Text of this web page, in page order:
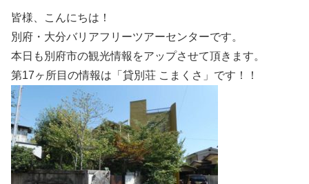
皆様、こんにちは！
別府・大分バリアフリーツアーセンターです。
本日も別府市の観光情報をアップさせて頂きます。
第17ヶ所目の情報は「貸別荘 こまくさ」です！！